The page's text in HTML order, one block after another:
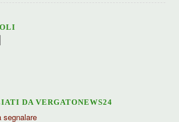
DA VERGATONEWS24
segnalare